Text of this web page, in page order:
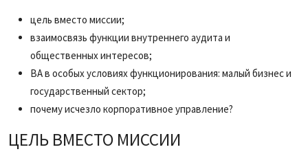
цель вместо миссии;
взаимосвязь функции внутреннего аудита и
общественных интересов;
ВА в особых условиях функционирования: малый бизнес и
государственный сектор;
почему исчезло корпоративное управление?
ЦЕЛЬ ВМЕСТО МИССИИ